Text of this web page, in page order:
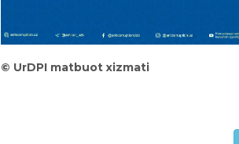
© UrDPI matbuot xizmati